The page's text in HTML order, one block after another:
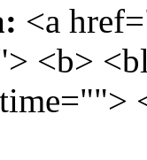
<a
<b>